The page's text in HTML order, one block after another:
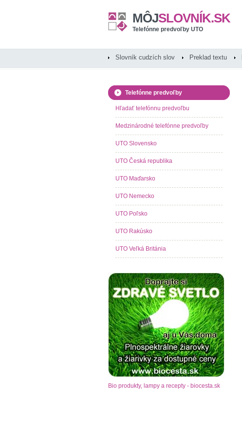
MÔJSLOVNÍK.SK
Telefónne predvoľby UTO
Slovník cudzích slov Preklad textu
Telefónne predvoľby
Hľadať telefónnu predvoľbu
Medzinárodné telefónne predvoľby
UTO Slovensko
UTO Česká republika
UTO Maďarsko
UTO Nemecko
UTO Poľsko
UTO Rakúsko
UTO Veľká Británia
Bio produkty, lampy a recepty - biocesta.sk